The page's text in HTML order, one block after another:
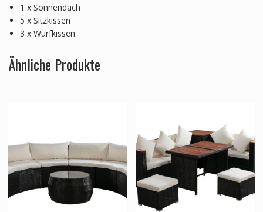
1 x Sonnendach
5 x Sitzkissen
3 x Wurfkissen
Ähnliche Produkte